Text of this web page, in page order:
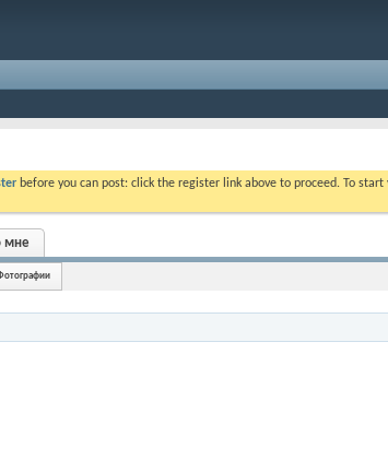
before you can post: click the register link above to proceed. To
мне